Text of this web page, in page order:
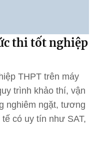
thi tốt nghiệp
THPT trên máy
trình khảo thí, vận
nghiêm ngặt, tương
có uy tín như SAT,